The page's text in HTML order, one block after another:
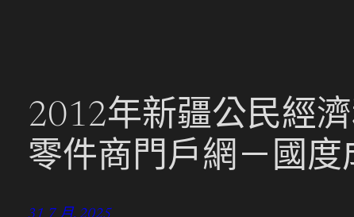
2012年新疆公民經
零件商門戶網－國度